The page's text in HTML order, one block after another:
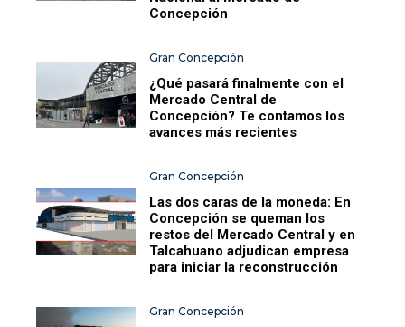
Concepción
Gran Concepción
¿Qué pasará finalmente con el
Mercado Central de
Concepción? Te contamos los
avances más recientes
Gran Concepción
Las dos caras de la moneda: En
Concepción se queman los
restos del Mercado Central y en
Talcahuano adjudican empresa
para iniciar la reconstrucción
Gran Concepción